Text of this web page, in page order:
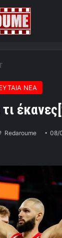
ΝΕΑ
Redaroume 08/